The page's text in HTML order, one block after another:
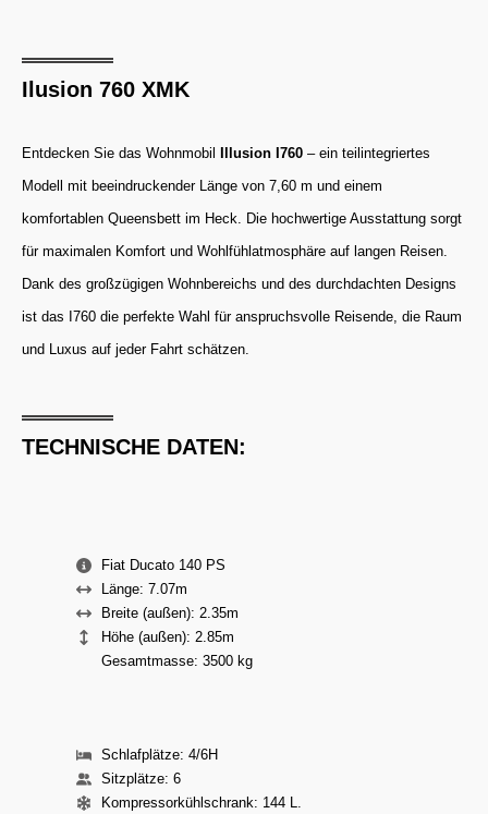
Ilusion 760 XMK
Entdecken Sie das Wohnmobil Illusion I760 – ein teilintegriertes
Modell mit beeindruckender Länge von 7,60 m und einem
komfortablen Queensbett im Heck. Die hochwertige Ausstattung sorgt
für maximalen Komfort und Wohlfühlatmosphäre auf langen Reisen.
Dank des großzügigen Wohnbereichs und des durchdachten Designs
ist das I760 die perfekte Wahl für anspruchsvolle Reisende, die Raum
und Luxus auf jeder Fahrt schätzen.
TECHNISCHE DATEN:
Fiat Ducato 140 PS
Länge: 7.07m
Breite (außen): 2.35m
Höhe (außen): 2.85m
Gesamtmasse: 3500 kg
Schlafplätze: 4/6H
Sitzplätze: 6
Kompressorkühlschrank: 144 L.